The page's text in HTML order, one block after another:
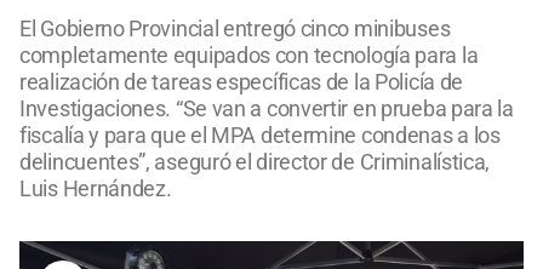
El Gobierno Provincial entregó cinco minibuses
completamente equipados con tecnología para la
realización de tareas específicas de la Policía de
Investigaciones. “Se van a convertir en prueba para la
fiscalía y para que el MPA determine condenas a los
delincuentes”, aseguró el director de Criminalística,
Luis Hernández.